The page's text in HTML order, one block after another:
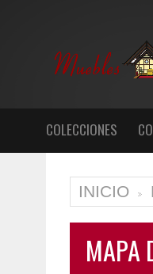
COLECCIONES
INICIO
MAPA